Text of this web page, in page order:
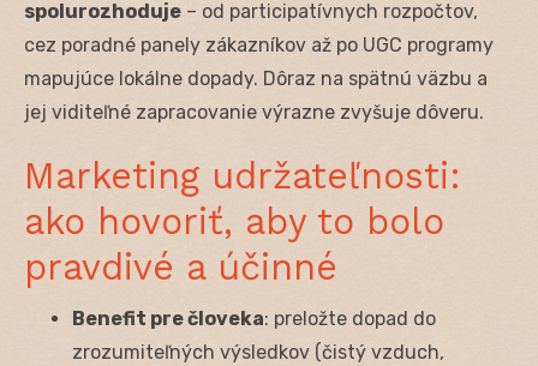
spolurozhoduje – od participatívnych rozpočtov,
cez poradné panely zákazníkov až po UGC programy
mapujúce lokálne dopady. Dôraz na spätnú väzbu a
jej viditeľné zapracovanie výrazne zvyšuje dôveru.
Marketing udržateľnosti:
ako hovoriť, aby to bolo
pravdivé a účinné
Benefit pre človeka: preložte dopad do
zrozumiteľných výsledkov (čistý vzduch,